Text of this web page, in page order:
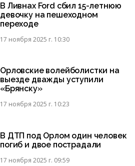
В Ливнах Ford сбил 15-летнюю
девочку на пешеходном
переходе
17 ноября 2025 г. 10:30
Орловские волейболистки на
выезде дважды уступили
«Брянску»
17 ноября 2025 г. 10:23
В ДТП под Орлом один человек
погиб и двое пострадали
17 ноября 2025 г. 09:59